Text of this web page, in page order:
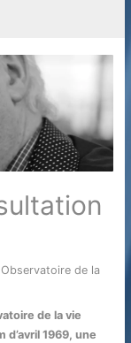
Observatoire de la
de la vie
1969, une